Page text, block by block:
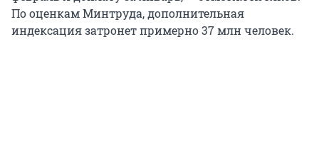
По оценкам Минтруда, дополнительная
индексация затронет примерно 37 млн человек.